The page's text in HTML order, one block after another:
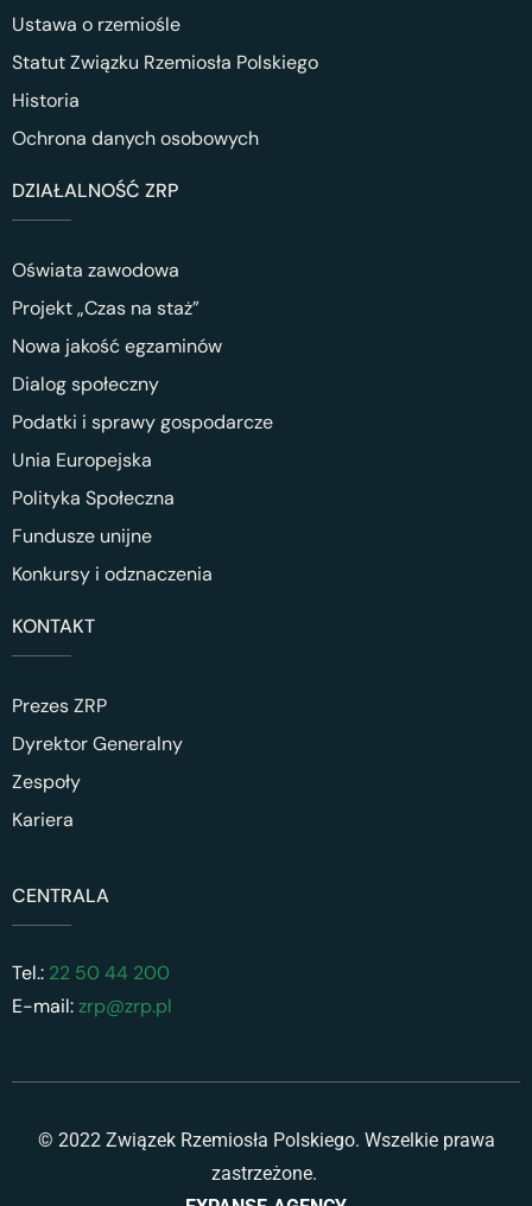
Ustawa o rzemiośle
Statut Związku Rzemiosła Polskiego
Historia
Ochrona danych osobowych
DZIAŁALNOŚĆ ZRP
Oświata zawodowa
Projekt „Czas na staż”
Nowa jakość egzaminów
Dialog społeczny
Podatki i sprawy gospodarcze
Unia Europejska
Polityka Społeczna
Fundusze unijne
Konkursy i odznaczenia
KONTAKT
Prezes ZRP
Dyrektor Generalny
Zespoły
Kariera
CENTRALA
Tel.: 22 50 44 200
E-mail:zrp@zrp.pl
© 2022 Związek Rzemiosła Polskiego. Wszelkie prawa
zastrzeżone.